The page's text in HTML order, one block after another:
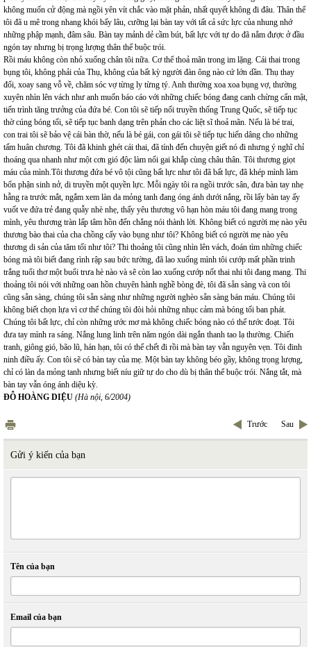
không muốn cử động mà ngồi yên vít chắc vào mặt phản, nhất quyết không đi đâu. Thân thể
tôi đã u mê trong nhang khói bấy lâu, cưỡng lại bàn tay với tất cả sức lực của nhung nhớ
những phập mạnh, đâm sâu. Bàn tay mảnh dẻ cầm bút, bất lực với tự do đã nắm được ở đầu
ngón tay nhưng bị trọng lượng thân thể buộc trói.
Rồi máu không còn nhỏ xuống chân tôi nữa. Cơ thể thoả mãn trong im lặng. Cái thai trong
bụng tôi, không phải của Thụ, không của bất kỳ người đàn ông nào cứ lớn dần. Thụ thay
đổi, xoay sang vỗ về, chăm sóc vợ từng ly từng tý. Anh thường xoa xoa bụng vợ, thường
xuyên nhìn lên vách như anh muốn báo cáo với những chiếc bóng đang canh chừng cẩn mật,
tiến trình tăng trưởng của đứa bé. Con tôi sẽ tiếp nối truyền thống Trung Quốc, sẽ tiếp tục
thờ cúng bóng tối, sẽ tiếp tục banh dạng trên phản cho các liệt sĩ thoả mãn. Nếu là bé trai,
con trai tôi sẽ bảo vệ cái bàn thờ, nếu là bé gái, con gái tôi sẽ tiếp tục hiến dâng cho những
tấm huân chương. Tôi đã khinh ghét cái thai, đã tính đến chuyện giết nó đi nhưng ý nghĩ chỉ
thoáng qua nhanh như một cơn gió độc làm nổi gai khắp cùng châu thân. Tôi thương giọt
máu của mình.Tôi thương đứa bé vô tội cũng bất lực như tôi đã bất lực, đã khép mình làm
bổn phận sinh nở, di truyền một quyền lực. Mỗi ngày tôi ra ngồi trước sân, đưa bàn tay nhẹ
hẫng ra trước mắt, ngắm xem làn da mỏng tanh đang óng ánh dưới nắng, rồi lấy bàn tay ấy
vuốt ve đứa trẻ đang quẫy nhè nhẹ, thấy yêu thương vô hạn hòn máu tôi đang mang trong
mình, yêu thương tràn lấp tâm hồn đến chẳng nói thành lời. Không biết có người mẹ nào yêu
thương bào thai của cha chồng cấy vào bụng như tôi? Không biết có người mẹ nào yêu
thương di sản của tăm tối như tôi? Thi thoảng tôi cũng nhìn lên vách, đoán tìm những chiếc
bóng mà tôi biết đang rình rập sau bức tường, đã lao xuống mình tôi cướp mất phần trinh
trắng tuổi thơ một buổi trưa hè nào và sẽ còn lao xuống cướp nốt thai nhi tôi đang mang. Thi
thoảng tôi nói với những oan hồn chuyên hành nghề bòng đè, tôi đã sẵn sàng và con tôi
cũng sẵn sàng, chúng tôi sẵn sàng như những người nghèo sẵn sàng bán máu. Chúng tôi
không biết chọn lựa vì cơ thể chúng tôi đòi hỏi những nhục cảm mà bóng tối ban phát.
Chúng tôi bất lực, chỉ còn những ước mơ mà không chiếc bóng nào có thể tước đoạt. Tôi
đưa tay mình ra sáng. Nắng lung linh trên năm ngón dài ngắn thanh tao lạ thường. Chiến
tranh, giông gió, bão lũ, hán hạn, tôi có thể chết đi rồi mà bàn tay vẫn nguyên vẹn. Tôi đinh
ninh điều ấy. Con tôi sẽ có bàn tay của mẹ. Một bàn tay không béo gầy, không trọng lượng,
chỉ có làn da mỏng tanh nhưng biết níu giữ tự do cho dù bị thân thể buộc trói. Nắng tắt, mà
bàn tay vẫn óng ánh diệu kỳ.
ĐỖ HOÀNG DIỆU (Hà nội, 6/2004)
Trước Sau
Gửi ý kiến của bạn
Tên của bạn
Email của bạn